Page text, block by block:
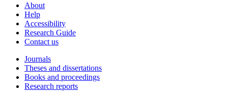
About
Help
Accessibility
Research Guide
Contact us
Journals
Theses and dissertations
Books and proceedings
Research reports